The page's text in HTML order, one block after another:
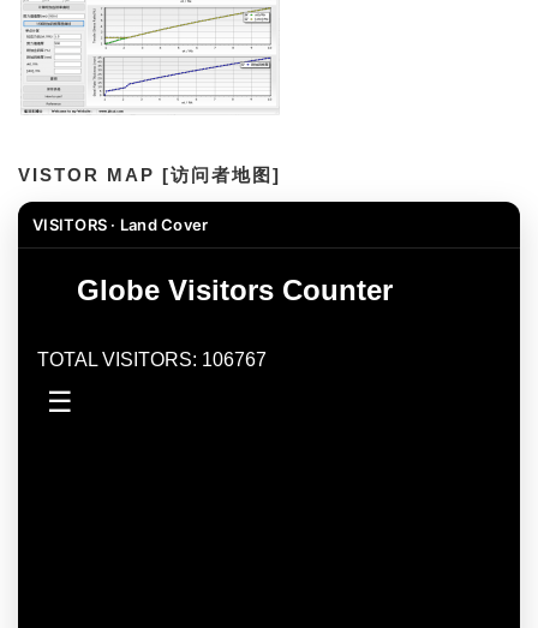
VISTOR MAP [访问者地图]
VISITORS · Land Cover